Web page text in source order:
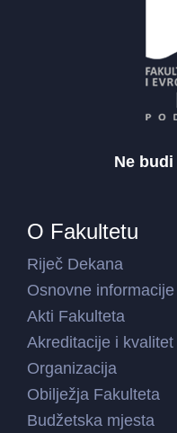
Ne
O Fakultetu
Riječ Dekana
Osnovne informacije
Akti Fakulteta
Akreditacije i kvalitet
Organizacija
Obilježja Fakulteta
Budžetska mjesta